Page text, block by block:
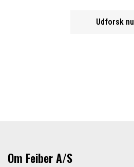
Udforsk nu
Om Feiber A/S